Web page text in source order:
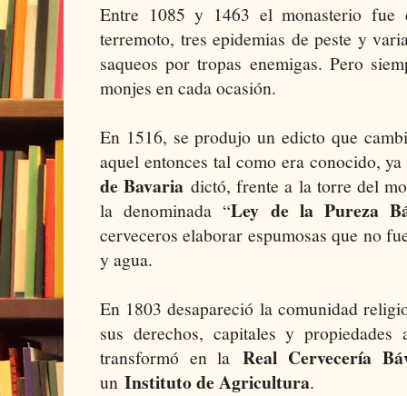
Entre 1085 y 1463 el monasterio fue
terremoto, tres epidemias de peste y
saqueos por tropas enemigas. Pero
monjes en cada ocasión.
En 1516, se produjo un edicto que
aquel entonces tal como era conocido,
de Bavaria dictó, frente a la torre del
la denominada “Ley de la Pureza
cerveceros elaborar espumosas que no
y agua.
En 1803 desapareció la comunidad
sus derechos, capitales y
transformó en laReal Cervecería
un Instituto de Agricultura.